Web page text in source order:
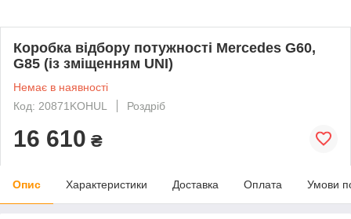
Коробка відбору потужності Mercedes G60,
G85 (із зміщенням UNI)
Немає в наявності
Код: 20871KOHUL
Роздріб
16 610 ₴
Опис Характеристики Доставка Оплата Умови